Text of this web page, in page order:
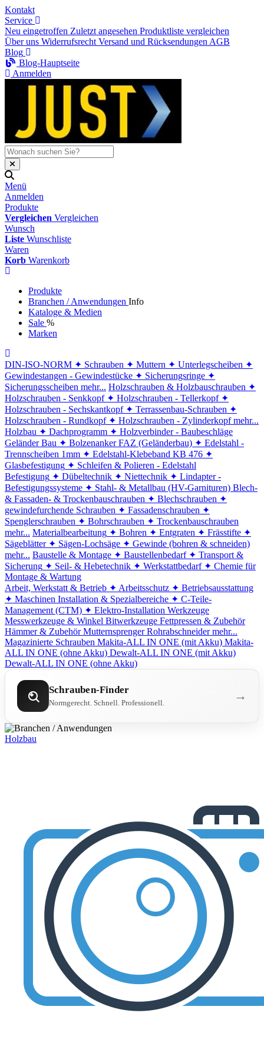
Kontakt
Service
Neu eingetroffen Zuletzt angesehen Produktliste vergleichen
Über uns Widerrufsrecht Versand und Rücksendungen AGB
Blog
Blog-Hauptseite
Anmelden
Menü
Anmelden
Produkte
Vergleichen Vergleichen
Wunsch
Liste Wunschliste
Waren
Korb Warenkorb
Produkte
Branchen / Anwendungen Info
Kataloge & Medien
Sale %
Marken
DIN-ISO-NORM ✦ Schrauben ✦ Muttern ✦ Unterlegscheiben ✦
Gewindestangen - Gewindestücke ✦ Sicherungsringe ✦
Sicherungsscheiben mehr... Holzschrauben & Holzbauschrauben ✦
Holzschrauben - Senkkopf ✦ Holzschrauben - Tellerkopf ✦
Holzschrauben - Sechskantkopf ✦ Terrassenbau-Schrauben ✦
Holzschrauben - Rundkopf ✦ Holzschrauben - Zylinderkopf mehr...
Holzbau ✦ Dachprogramm ✦ Holzverbinder - Baubeschläge
Geländer Bau ✦ Bolzenanker FAZ (Geländerbau) ✦ Edelstahl -
Trennscheiben 1mm ✦ Edelstahl-Klebeband KB 476 ✦
Glasbefestigung ✦ Schleifen & Polieren - Edelstahl
Befestigung ✦ Dübeltechnik ✦ Niettechnik ✦ Lindapter -
Befestigungssysteme ✦ Stahl- & Metallbau (HV-Garnituren) Blech-
& Fassaden- & Trockenbauschrauben ✦ Blechschrauben ✦
gewindefurchende Schrauben ✦ Fassadenschrauben ✦
Spenglerschrauben ✦ Bohrschrauben ✦ Trockenbauschrauben
mehr... Materialbearbeitung ✦ Bohren ✦ Entgraten ✦ Frässtifte ✦
Sägeblätter ✦ Sägen-Lochsäge ✦ Gewinde (bohren & schneiden)
mehr... Baustelle & Montage ✦ Baustellenbedarf ✦ Transport &
Sicherung ✦ Seil- & Hebetechnik ✦ Werkstattbedarf ✦ Chemie für
Montage & Wartung
Arbeit, Werkstatt & Betrieb ✦ Arbeitsschutz ✦ Betriebsausstattung
✦ Maschinen Installation & Spezialbereiche ✦ C-Teile-
Management (CTM) ✦ Elektro-Installation Werkzeuge
Messwerkzeuge & Winkel Bitwerkzeuge Fettpressen & Zubehör
Hämmer & Zubehör Mutternsprenger Rohrabschneider mehr...
Magazinierte Schrauben Makita-ALL IN ONE (mit Akku) Makita-
ALL IN ONE (ohne Akku) Dewalt-ALL IN ONE (mit Akku)
Dewalt-ALL IN ONE (ohne Akku)
Schrauben-Finder
Normgerecht. Schnell. Professionell. →
Holzbau